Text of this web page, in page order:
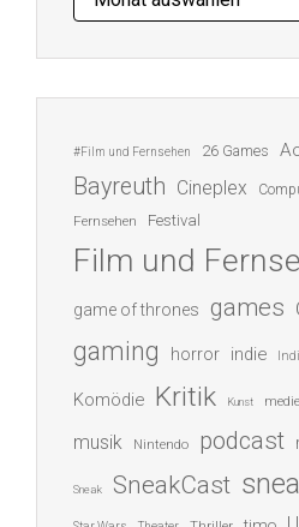
#Film und Fernsehen 26 Games
Bayreuth Cineplex
Fernsehen Festival
Film und
game of thrones games
gaming horror indie
Komödie Kritik Kunst
musik Nintendo podcast
Sneak SneakCast